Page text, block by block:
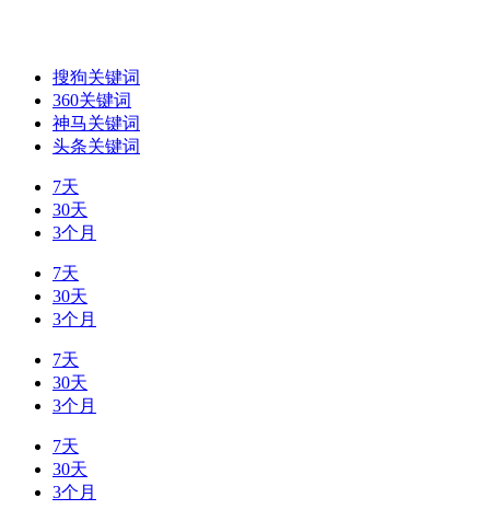
搜狗关键词
360关键词
神马关键词
头条关键词
7天
30天
3个月
7天
30天
3个月
7天
30天
3个月
7天
30天
3个月